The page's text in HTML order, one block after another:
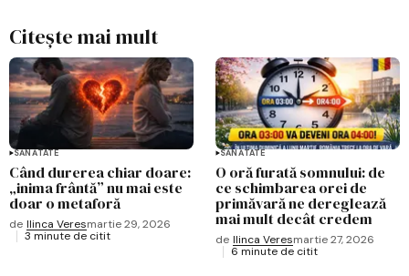
Citește mai mult
SĂNĂTATE
Când durerea chiar doare:
„inima frântă” nu mai este
doar o metaforă
de Ilinca Veresmartie 29, 2026
3 minute de citit
SĂNĂTATE
O oră furată somnului: de
ce schimbarea orei de
primăvară ne dereglează
mai mult decât credem
de Ilinca Veresmartie 27, 2026
6 minute de citit